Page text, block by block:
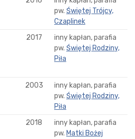
pw. Świętej Trójcy,
Czaplinek
2017
inny kapłan, parafia
pw. Świętej Rodziny,
Piła
2003
inny kapłan, parafia
pw. Świętej Rodziny,
Piła
2018
inny kapłan, parafia
pw. Matki Bożej